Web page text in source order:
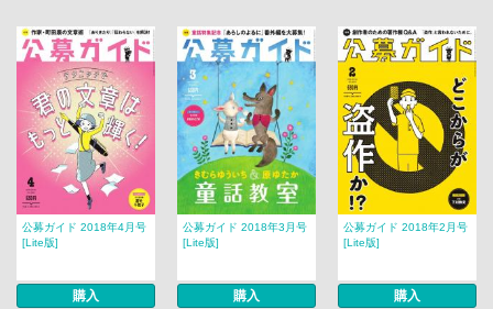
公募ガイド 2018年4月号
[Lite版]
購入
公募ガイド 2018年3月号
[Lite版]
購入
公募ガイド 2018年2月号
[Lite版]
購入